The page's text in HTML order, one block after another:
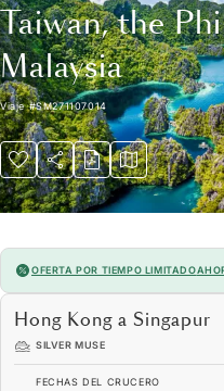
Taiwan, the
Malaysia
Viaje#SM271107014
OFERTA POR TIEMPO LIMITADO
Hong Kong a Singapur
SILVER MUSE
FECHAS DEL CRUCERO